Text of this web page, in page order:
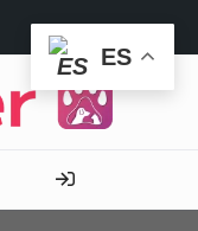
ES